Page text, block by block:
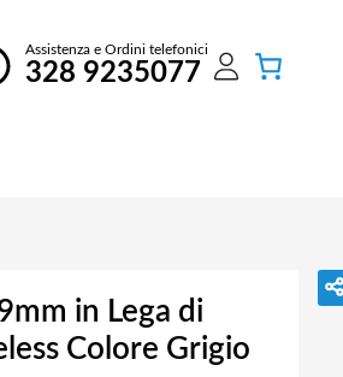
Assistenza e Ordini telefonici
328 9235077
in Lega di
Colore Grigio